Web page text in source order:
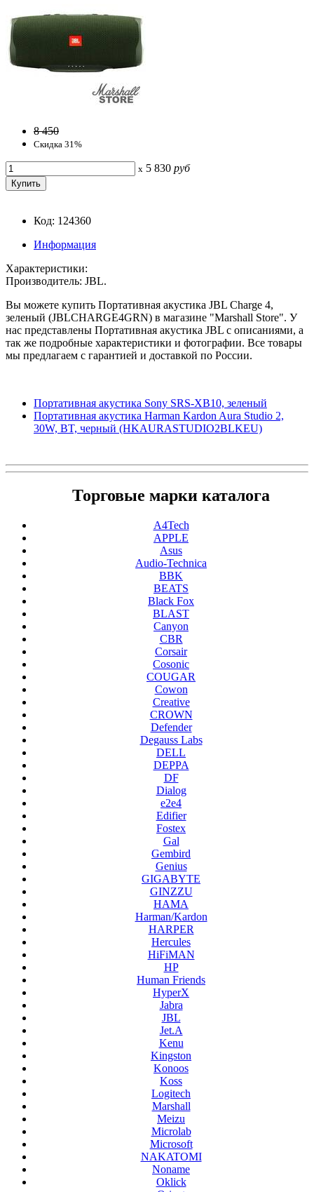
8 450
Скидка 31%
x 5 830 руб
Код: 124360
Информация
Характеристики:
Производитель: JBL.
Вы можете купить Портативная акустика JBL Charge 4,
зеленый (JBLCHARGE4GRN) в магазине "Marshall Store". У
нас представлены Портативная акустика JBL с описаниями, а
так же подробные характеристики и фотографии. Все товары
мы предлагаем с гарантией и доставкой по России.
Портативная акустика Sony SRS-XB10, зеленый
Портативная акустика Harman Kardon Aura Studio 2,
30W, BT, черный (HKAURASTUDIO2BLKEU)
Торговые марки каталога
A4Tech
APPLE
Asus
Audio-Technica
BBK
BEATS
Black Fox
BLAST
Canyon
CBR
Corsair
Cosonic
COUGAR
Cowon
Creative
CROWN
Defender
Degauss Labs
DELL
DEPPA
DF
Dialog
e2e4
Edifier
Fostex
Gal
Gembird
Genius
GIGABYTE
GINZZU
HAMA
Harman/Kardon
HARPER
Hercules
HiFiMAN
HP
Human Friends
HyperX
Jabra
JBL
Jet.A
Kenu
Kingston
Konoos
Koss
Logitech
Marshall
Meizu
Microlab
Microsoft
NAKATOMI
Noname
Oklick